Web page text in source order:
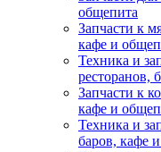
общепита
Запчасти к
кафе и
Техника и
ресторанов,
Запчасти к
кафе и
Техника и
баров, кафе